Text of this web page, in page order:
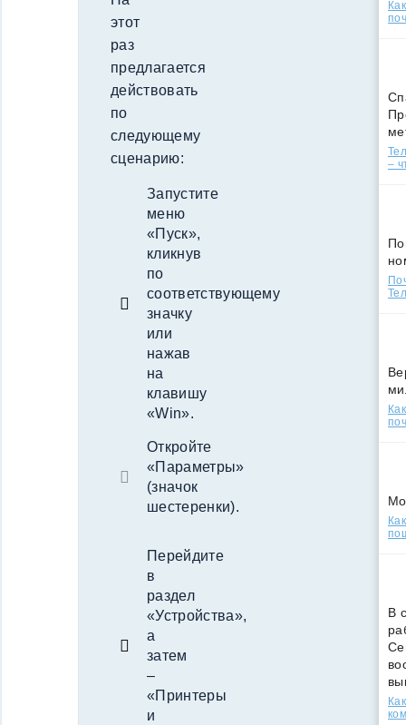
этот
раз
предлагается
действовать
по
следующему
сценарию:
Запустите
меню
«Пуск»,
кликнув
по
соответствующему
значку
или
нажав
на
клавишу
«Win».
Откройте
«Параметры»
(значок
шестеренки).
Перейдите
в
раздел
«Устройства»,
а
затем
–
«Принтеры
и
–
В